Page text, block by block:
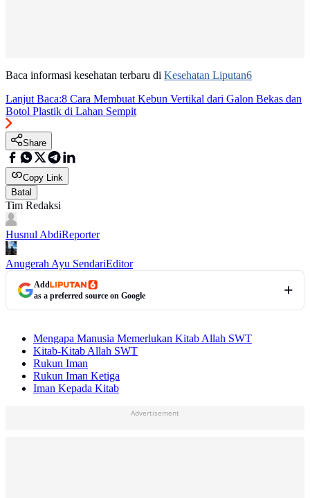
Baca informasi kesehatan terbaru di Kesehatan Liputan6
Lanjut Baca:8 Cara Membuat Kebun Vertikal dari Galon Bekas dan
Botol Plastik di Lahan Sempit
Share
Copy Link
Batal
Tim Redaksi
Husnul AbdiReporter
Anugerah Ayu SendariEditor
Add
as a preferred source on Google
Mengapa Manusia Memerlukan Kitab Allah SWT
Kitab-Kitab Allah SWT
Rukun Iman
Rukun Iman Ketiga
Iman Kepada Kitab
Advertisement